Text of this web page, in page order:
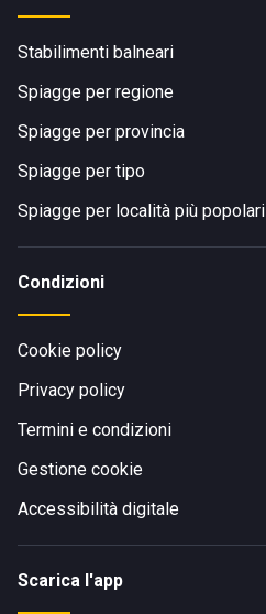
Stabilimenti balneari
Spiagge per regione
Spiagge per provincia
Spiagge per tipo
Spiagge per località più popolari
Condizioni
Cookie policy
Privacy policy
Termini e condizioni
Gestione cookie
Accessibilità digitale
Scarica l'app